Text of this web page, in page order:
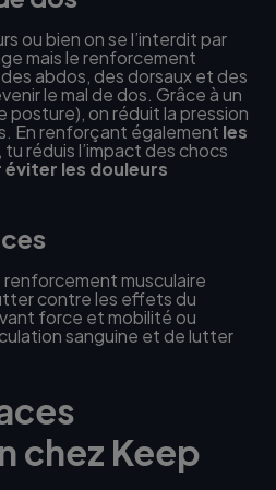
ou bien on se l’interdit par
mais le renforcement
abdos, des dorsaux et des
le mal de dos. Grâce à un
posture), on réduit la pression
En renforçant également les
, tu réduis l’impact des chocs
éviter les douleurs
musculaire
contre les effets du
force et mobilité ou
sanguine et de lutter
chez Keep